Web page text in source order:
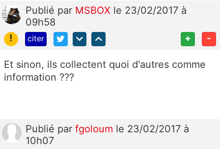
Publié par MSBOX le 23/02/2017 à
09h58
!
citer + -
Et sinon, ils collectent quoi d'autres comme
information ???
Publié par fgoloum le 23/02/2017 à
10h07